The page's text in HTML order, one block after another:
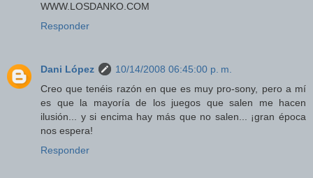
WWW.LOSDANKO.COM
Responder
Dani López
10/14/2008 06:45:00 p. m.
Creo que tenéis razón en que es muy pro-sony, pero a mí
es que la mayoría de los juegos que salen me hacen
ilusión... y si encima hay más que no salen... ¡gran época
nos espera!
Responder